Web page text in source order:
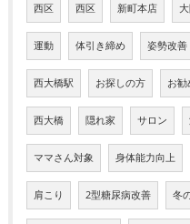
西区 西区 新町本店
運動 体引き締め 姿勢改善
西大橋駅 お探しの方 お勧
西大橋 隠れ家 サロン
ママさん対象 身体能力向上
肩こり 2型糖尿病改善 冬